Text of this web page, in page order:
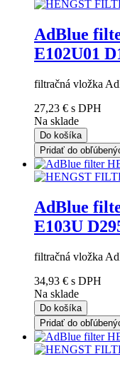
AdBlue
E102U01
filtračná vložka
27,23 € s DPH
Na sklade
Do košíka
Pridať do
AdBlue
E103U
filtračná vložka
34,93 € s DPH
Na sklade
Do košíka
Pridať do